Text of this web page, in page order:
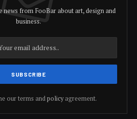
news from FooBar about art, design and
business.
our terms andpolicyagreement.